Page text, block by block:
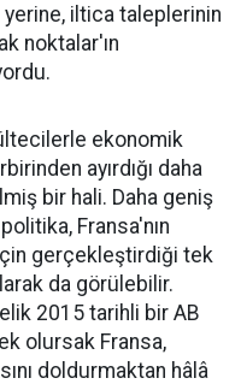
iltica taleplerinin
noktalar'ın
ekonomik
ayırdığı daha
bir hali. Daha geniş
Fransa'nın
gerçekleştirdiği tek
da görülebilir.
2015 tarihli bir AB
olursak Fransa,
doldurmaktan hâlâ